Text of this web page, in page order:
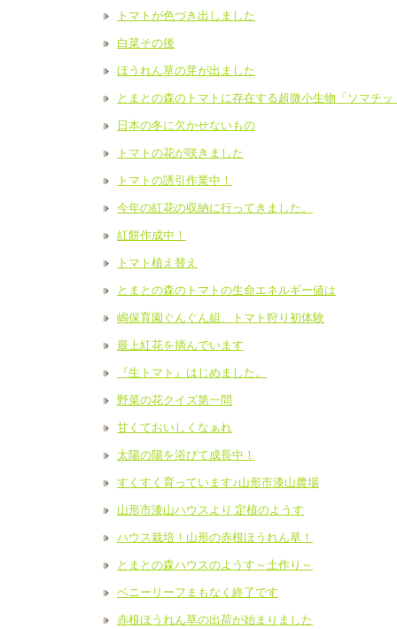
トマトが色づき出しました
白菜その後
ほうれん草の芽が出ました
とまとの森のトマトに存在する超微小生物「ソマチッ
日本の冬に欠かせないもの
トマトの花が咲きました
トマトの誘引作業中！
今年の紅花の収納に行ってきました。
紅餅作成中！
トマト植え替え
とまとの森のトマトの生命エネルギー値は
嶋保育園ぐんぐん組、トマト狩り初体験
最上紅花を摘んでいます
『生トマト』はじめました。
野菜の花クイズ第一問
甘くておいしくなぁれ
太陽の陽を浴びて成長中！
すくすく育っています♪山形市漆山農場
山形市漆山ハウスより 定植のようす
ハウス栽培！山形の赤根ほうれん草！
とまとの森ハウスのようす～土作り～
ベニーリーフまもなく終了です
赤根ほうれん草の出荷が始まりました